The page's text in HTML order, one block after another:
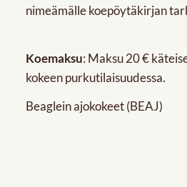
nimeämälle koepöytäkirjan
Koemaksu: Maksu 20 €
kokeen purkutilaisuudessa.
Beaglein ajokokeet (BEAJ)